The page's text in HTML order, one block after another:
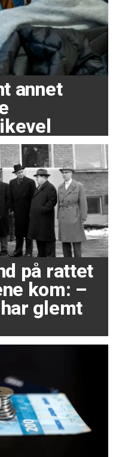
annet
på rattet
kom: –
glemt